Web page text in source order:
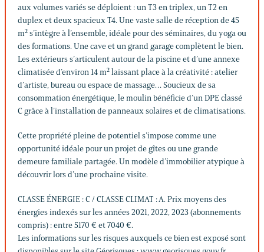
aux volumes variés se déploient : un T3 en triplex, un T2 en
duplex et deux spacieux T4. Une vaste salle de réception de 45
m² s’intègre à l’ensemble, idéale pour des séminaires, du yoga ou
des formations. Une cave et un grand garage complètent le bien.
Les extérieurs s’articulent autour de la piscine et d’une annexe
climatisée d’environ 14 m² laissant place à la créativité : atelier
d’artiste, bureau ou espace de massage… Soucieux de sa
consommation énergétique, le moulin bénéficie d’un DPE classé
C grâce à l’installation de panneaux solaires et de climatisations.
Cette propriété pleine de potentiel s’impose comme une
opportunité idéale pour un projet de gîtes ou une grande
demeure familiale partagée. Un modèle d’immobilier atypique à
découvrir lors d’une prochaine visite.
CLASSE ÉNERGIE : C / CLASSE CLIMAT : A. Prix moyens des
énergies indexés sur les années 2021, 2022, 2023 (abonnements
compris) : entre 5170 € et 7040 €.
Les informations sur les risques auxquels ce bien est exposé sont